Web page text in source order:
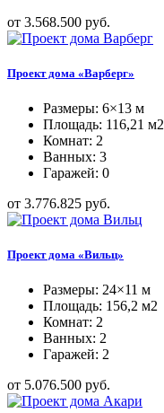
от 3.568.500 руб.
Проект дома «Варберг»
Размеры: 6×13 м
Площадь: 116,21 м2
Комнат: 2
Ванных: 3
Гаражей: 0
от 3.776.825 руб.
Проект дома «Вильц»
Размеры: 24×11 м
Площадь: 156,2 м2
Комнат: 2
Ванных: 2
Гаражей: 2
от 5.076.500 руб.